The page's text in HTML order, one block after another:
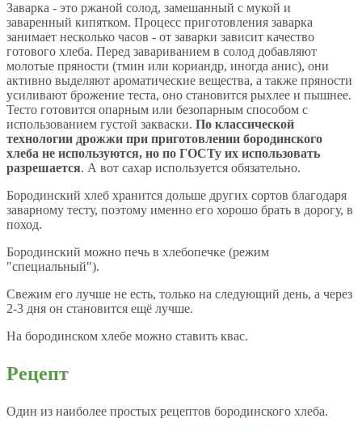
Заварка - это ржаной солод, замешанный с мукой и
заваренный кипятком. Процесс приготовления заварка
занимает несколько часов - от заварки зависит качество
готового хлеба. Перед завариванием в солод добавляют
молотые пряности (тмин или кориандр, иногда анис), они
активно выделяют ароматические вещества, а также пряности
усиливают брожение теста, оно становится рыхлее и пышнее.
Тесто готовится опарным или безопарным способом с
использованием густой закваски. По классической
технологии дрожжи при приготовлении бородинского
хлеба не используются, но по ГОСТу их использовать
разрешается. А вот сахар используется обязательно.
Бородинский хлеб хранится дольше других сортов благодаря
заварному тесту, поэтому именно его хорошо брать в дорогу, в
поход.
Бородинский можно печь в хлебопечке (режим
"специальный").
Свежим его лучше не есть, только на следующий день, а через
2-3 дня он становится ещё лучше.
На бородинском хлебе можно ставить квас.
Рецепт
Один из наиболее простых рецептов бородинского хлеба.